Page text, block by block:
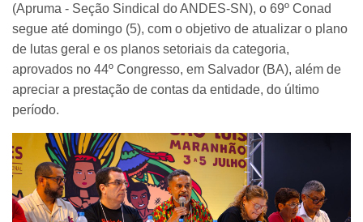
(Apruma - Seção Sindical do ANDES-SN), o 69º Conad
segue até domingo (5), com o objetivo de atualizar o plano
de lutas geral e os planos setoriais da categoria,
aprovados no 44º Congresso, em Salvador (BA), além de
apreciar a prestação de contas da entidade, do último
período.